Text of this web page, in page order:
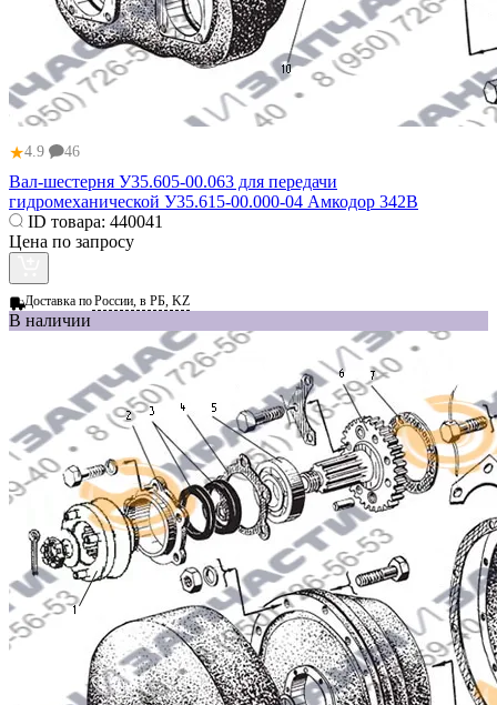
★4.9 46
Вал-шестерня У35.605-00.063 для передачи
гидромеханической У35.615-00.000-04 Амкодор 342В
ID товара: 440041
Цена по запросу
Доставка поРоссии, в РБ, KZ
В наличии